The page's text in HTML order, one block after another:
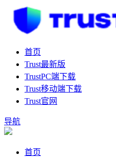
首页
Trust最新版
TrustPC端下载
Trust移动端下载
Trust官网
导航
首页